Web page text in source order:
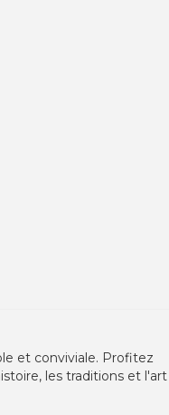
et conviviale. Profitez
les traditions et l'art